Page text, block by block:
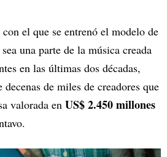
el que se entrenó el modelo de
una parte de la música creada
en las últimas dos décadas,
de miles de creadores que
valorada en US$ 2.450 millones